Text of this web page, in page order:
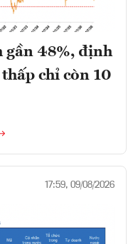
gần 48%, định
chỉ còn 10
17:59, 09/08/2026